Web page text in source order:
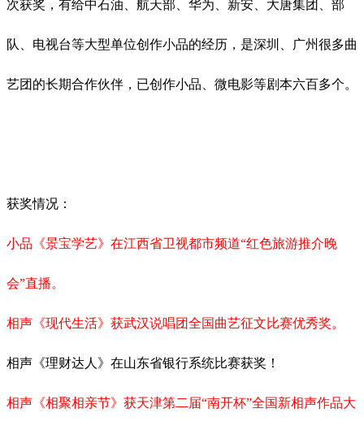
次获奖，有给中石油、航天部、华为、新安、大唐集团、部
队、电视台等大型单位创作小品的经历，是深圳、广州很多曲
艺团的长期合作伙伴，已创作小品、微电影等剧本六百多个。
获奖情况：
小品《景宝学艺》在江西省卫视都市频道“红色旅游推介晚
会”直播。
相声《现代生活》获武汉说唱团全国曲艺征文比赛优秀奖。
相声《理财达人》在山东省银行系统比赛获奖！
相声《相聚相亲节》获天津第二届“南开杯”全国新相声作品大